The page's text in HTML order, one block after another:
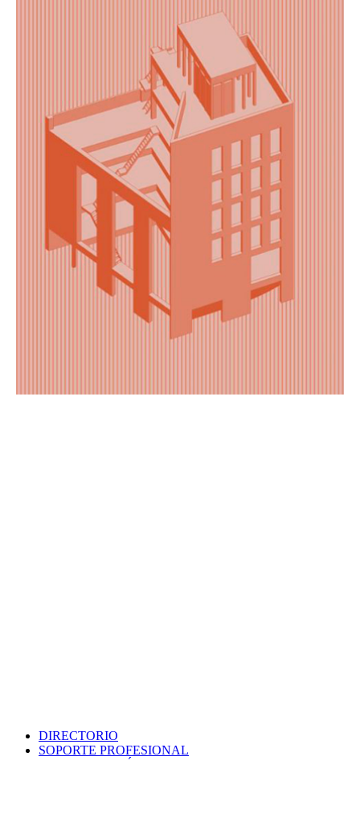
DIRECTORIO
SOPORTE PROFESIONAL